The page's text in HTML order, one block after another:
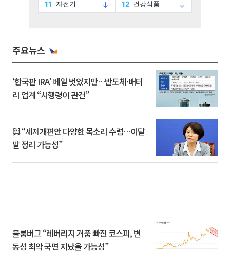
주요뉴스
‘한국판 IRA’ 베일 벗었지만…반도체·배터
리 업계 “시행령이 관건”
與 “세제개편안 다양한 목소리 수렴…이달
말 정리 가능성”
블룸버그 “레버리지 거품 빠진 코스피, 변
동성 최악 국면 지났을 가능성”